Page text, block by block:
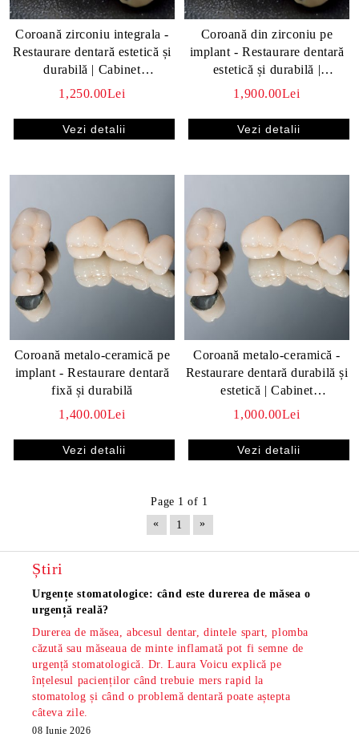
despre
Coroană zirconiu integrala -
Restaurare dentară estetică și
durabilă | Cabinet
stomatologic
1,250.00Lei
Vezi detalii
Coroană din zirconiu pe
implant - Restaurare dentară
estetică și durabilă |
SparklingMoon Dental
1,900.00Lei
Vezi detalii
Coroană metalo-ceramică pe
implant - Restaurare dentară
fixă și durabilă
1,400.00Lei
Vezi detalii
Coroană metalo-ceramică -
Restaurare dentară durabilă și
estetică | Cabinet
stomatologic
1,000.00Lei
Vezi detalii
Page 1 of 1
«
1 »
Știri
Urgențe stomatologice: când este durerea de măsea o
urgență reală?
Durerea de măsea, abcesul dentar, dintele spart, plomba
căzută sau măseaua de minte inflamată pot fi semne de
urgență stomatologică. Dr. Laura Voicu explică pe
înțelesul pacienților când trebuie mers rapid la
stomatolog și când o problemă dentară poate aștepta
câteva zile.
08 Iunie 2026